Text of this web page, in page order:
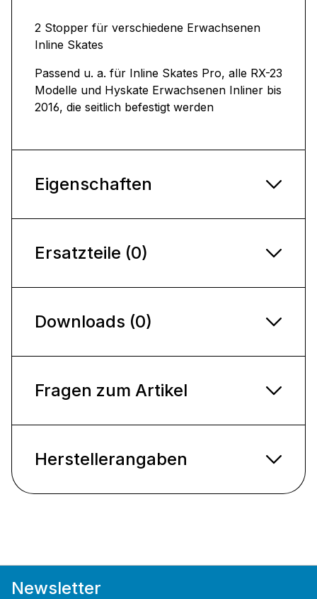
2 Stopper für verschiedene Erwachsenen
Inline Skates
Passend u. a. für Inline Skates Pro, alle RX-23
Modelle und Hyskate Erwachsenen Inliner bis
2016, die seitlich befestigt werden
Eigenschaften
Ersatzteile (0)
Downloads (0)
Fragen zum Artikel
Herstellerangaben
Newsletter